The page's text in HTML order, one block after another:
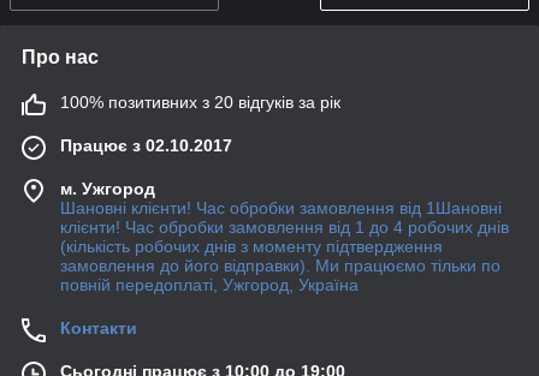
Про нас
100% позитивних з 20 відгуків за рік
Працює з 02.10.2017
м. Ужгород
Шановні клієнти! Час обробки замовлення від 1Шановні
клієнти! Час обробки замовлення від 1 до 4 робочих днів
(кількість робочих днів з моменту підтвердження
замовлення до його відправки). Ми працюємо тільки по
повній передоплаті, Ужгород, Україна
Контакти
Сьогодні працює з 10:00 до 19:00